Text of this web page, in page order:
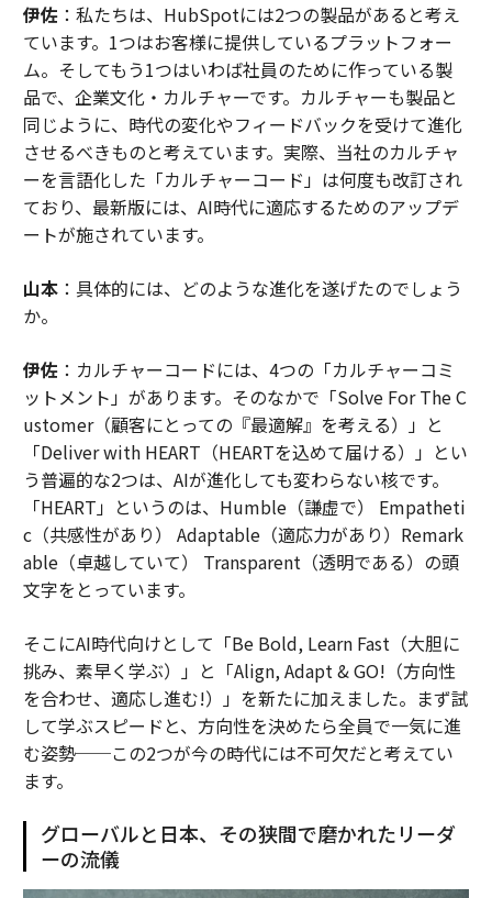
伊佐：私たちは、HubSpotには2つの製品があると考え
ています。1つはお客様に提供しているプラットフォー
ム。そしてもう1つはいわば社員のために作っている製
品で、企業文化・カルチャーです。カルチャーも製品と
同じように、時代の変化やフィードバックを受けて進化
させるべきものと考えています。実際、当社のカルチャ
ーを言語化した「カルチャーコード」は何度も改訂され
ており、最新版には、AI時代に適応するためのアップデ
ートが施されています。
山本：具体的には、どのような進化を遂げたのでしょう
か。
伊佐：カルチャーコードには、4つの「カルチャーコミ
ットメント」があります。そのなかで「Solve For The C
ustomer（顧客にとっての『最適解』を考える）」と
「Deliver with HEART（HEARTを込めて届ける）」とい
う普遍的な2つは、AIが進化しても変わらない核です。
「HEART」というのは、Humble（謙虚で） Empatheti
c（共感性があり） Adaptable（適応力があり）Remark
able（卓越していて） Transparent（透明である）の頭
文字をとっています。
そこにAI時代向けとして「Be Bold, Learn Fast（大胆に
挑み、素早く学ぶ）」と「Align, Adapt & GO!（方向性
を合わせ、適応し進む!）」を新たに加えました。まず試
して学ぶスピードと、方向性を決めたら全員で一気に進
む姿勢──この2つが今の時代には不可欠だと考えてい
ます。
グローバルと日本、その狭間で磨かれたリーダ
ーの流儀